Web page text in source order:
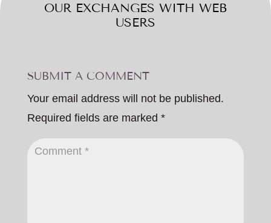
OUR EXCHANGES WITH WEB
USERS
SUBMIT A COMMENT
Your email address will not be published.
Required fields are marked *